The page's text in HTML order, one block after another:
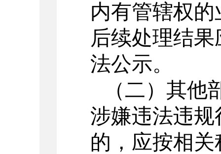
内有管辖权
后续处理结
法公示。
（二）其他
涉嫌违法违
的，应按相